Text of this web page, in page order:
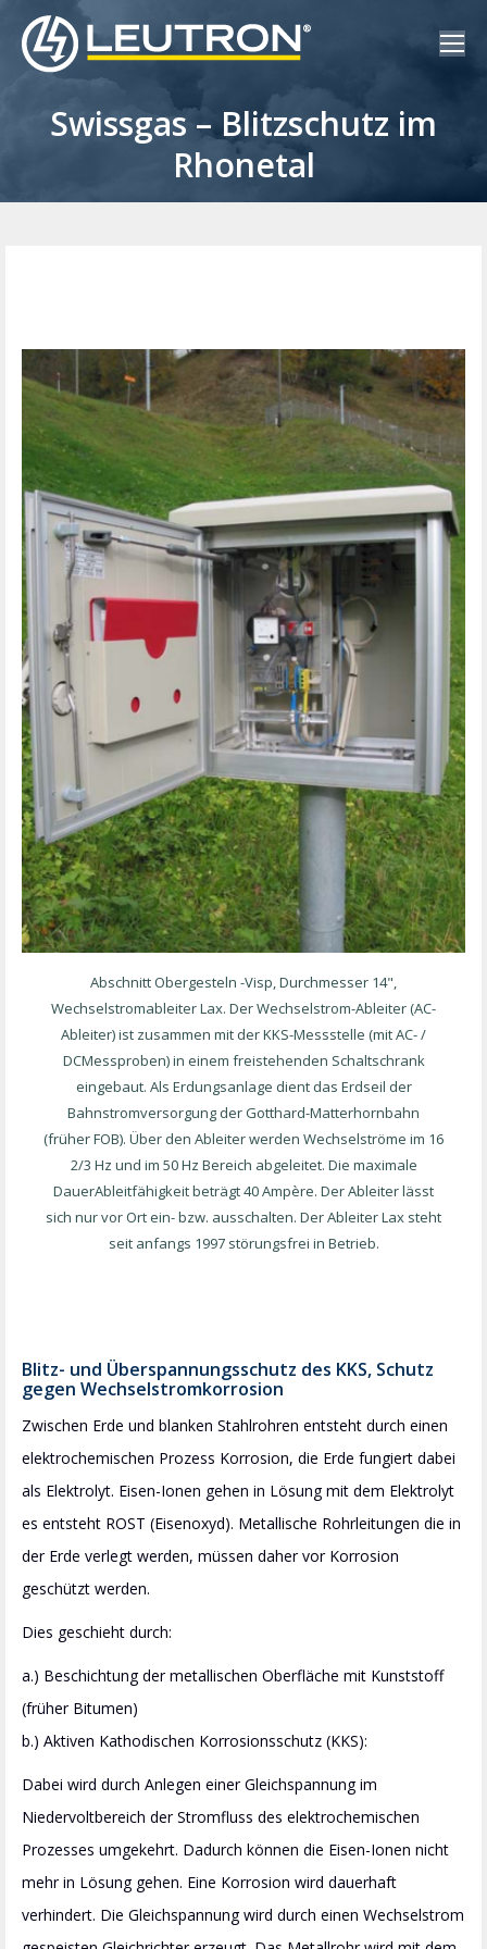
Swissgas – Blitzschutz im
Rhonetal
Abschnitt Obergesteln -Visp, Durchmesser 14",
Wechselstromableiter Lax. Der Wechselstrom-Ableiter (AC-
Ableiter) ist zusammen mit der KKS-Messstelle (mit AC- /
DCMessproben) in einem freistehenden Schaltschrank
eingebaut. Als Erdungsanlage dient das Erdseil der
Bahnstromversorgung der Gotthard-Matterhornbahn
(früher FOB). Über den Ableiter werden Wechselströme im 16
2/3 Hz und im 50 Hz Bereich abgeleitet. Die maximale
DauerAbleitfähigkeit beträgt 40 Ampère. Der Ableiter lässt
sich nur vor Ort ein- bzw. ausschalten. Der Ableiter Lax steht
seit anfangs 1997 störungsfrei in Betrieb.
Blitz- und Überspannungsschutz des KKS, Schutz
gegen Wechselstromkorrosion
Zwischen Erde und blanken Stahlrohren entsteht durch einen
elektrochemischen Prozess Korrosion, die Erde fungiert dabei
als Elektrolyt. Eisen-Ionen gehen in Lösung mit dem Elektrolyt
es entsteht ROST (Eisenoxyd). Metallische Rohrleitungen die in
der Erde verlegt werden, müssen daher vor Korrosion
geschützt werden.
Dies geschieht durch:
a.) Beschichtung der metallischen Oberfläche mit Kunststoff
(früher Bitumen)
b.) Aktiven Kathodischen Korrosionsschutz (KKS):
Dabei wird durch Anlegen einer Gleichspannung im
Niedervoltbereich der Stromfluss des elektrochemischen
Prozesses umgekehrt. Dadurch können die Eisen-Ionen nicht
mehr in Lösung gehen. Eine Korrosion wird dauerhaft
verhindert. Die Gleichspannung wird durch einen Wechselstrom